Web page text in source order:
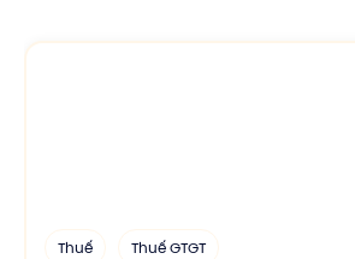
Thuế Thuế GTGT